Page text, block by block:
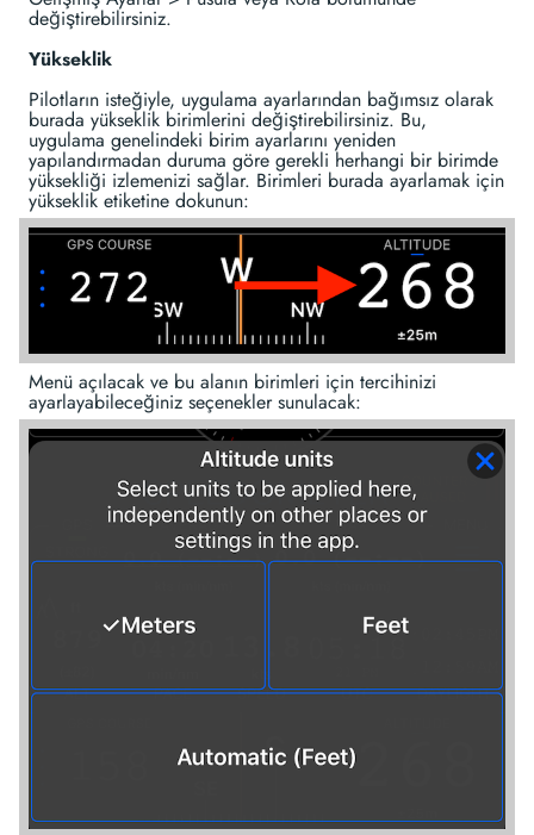
değiştirebilirsiniz.
Yükseklik
Pilotların isteğiyle, uygulama ayarlarından bağımsız olarak
burada yükseklik birimlerini değiştirebilirsiniz. Bu,
uygulama genelindeki birim ayarlarını yeniden
yapılandırmadan duruma göre gerekli herhangi bir birimde
yüksekliği izlemenizi sağlar. Birimleri burada ayarlamak için
yükseklik etiketine dokunun:
Menü açılacak ve bu alanın birimleri için tercihinizi
ayarlayabileceğiniz seçenekler sunulacak: